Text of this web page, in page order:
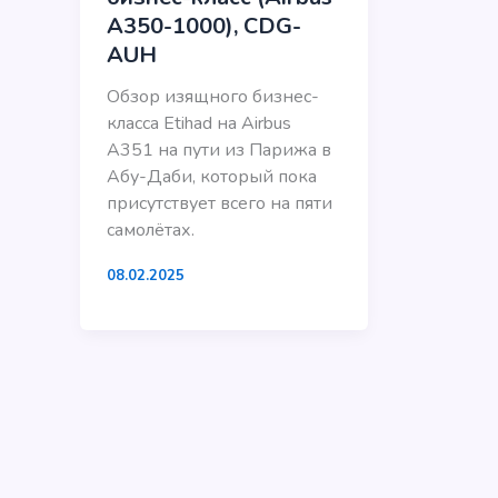
A350-1000), CDG-
AUH
Обзор изящного бизнес-
класса Etihad на Airbus
A351 на пути из Парижа в
Абу-Даби, который пока
присутствует всего на пяти
самолётах.
08.02.2025